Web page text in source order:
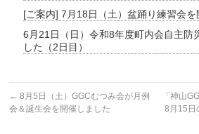
[ご案内] 7月18日（土）盆踊り練習会を
6月21日（日）令和8年度町内会自主防
した（2日目）
← 8月5日（土）GGCむつみ会が月例
会＆誕生会を開催しました
「神山
8月15日